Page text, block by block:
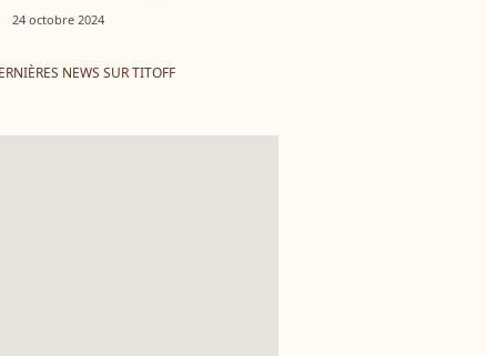
croyez...
24 octobre 2024
NEWS SUR TITOFF